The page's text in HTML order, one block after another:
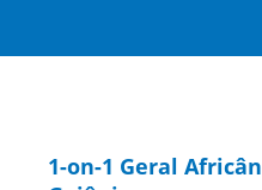
1-on-1 Geral